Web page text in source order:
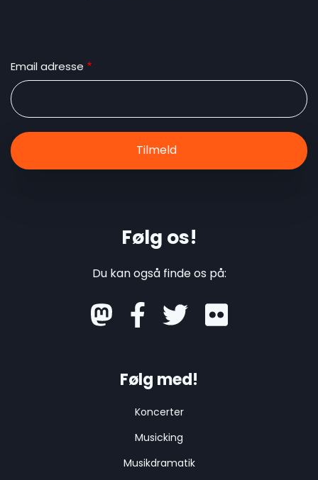
Email adresse
Følg os!
Du kan også finde os på:
mastodon
Følg med!
Koncerter
Musicking
Musikdramatik